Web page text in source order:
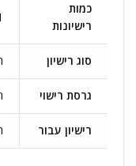
כמות
רישיונות
סוג רישיון
גרסת רישוי
רישיון עבור